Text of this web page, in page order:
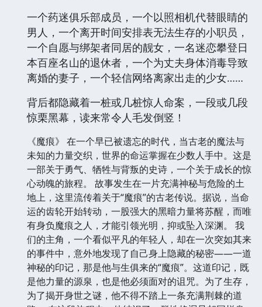
一个药迷俱乐部成员，一个以照相机代替眼睛的
男人，一个离开时间安排表无法生存的小职员，
一个自愿与绑架者同居的靓女，一名迷恋攀登日
本百座名山的退休者，一个为丈夫身体消毒导致
离婚的妻子，一个轻信网络离家出走的少女……
背后都隐藏着一桩或几桩惊人命案，一段或几段
惊栗黑幕，读来常令人毛发倒竖！
《魔痕》 在一个早已被遗忘的时代，当古老的魔法与
未知的力量交织，世界的命运掌握在少数人手中。这是
一部关于勇气、牺牲与背叛的史诗，一个关于成长的惊
心动魄的旅程。 故事发生在一片充满神秘与危险的土
地上，这里流传着关于“魔痕”的古老传说。据说，当命
运的齿轮开始转动，一股强大的黑暗力量将苏醒，而唯
有身负魔痕之人，才能引领光明，抑或坠入深渊。 我
们的主角，一个看似平凡的年轻人，却在一次突如其来
的事件中，意外地发现了自己身上隐藏的秘密——一道
神秘的印记，那是他与生俱来的“魔痕”。这道印记，既
是他力量的源泉，也是他必须面对的诅咒。为了生存，
为了揭开身世之谜，他不得不踏上一条充满荆棘的道